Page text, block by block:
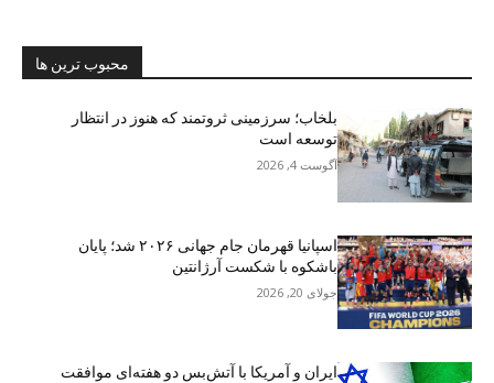
محبوب ترین ها
بلخاب؛ سرزمینی ثروتمند که هنوز در انتظار
توسعه است
آگوست 4, 2026
اسپانیا قهرمان جام جهانی ۲۰۲۶ شد؛ پایان
باشکوه با شکست آرژانتین
جولای 20, 2026
ایران و آمریکا با آتش‌بس دو هفته‌ای موافقت